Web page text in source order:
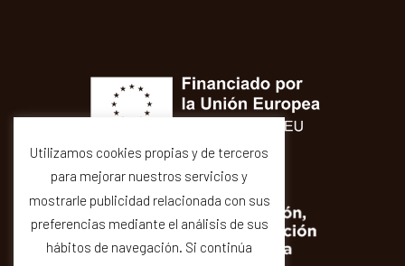
Utilizamos cookies propias y de terceros
para mejorar nuestros servicios y
mostrarle publicidad relacionada con sus
preferencias mediante el análisis de sus
hábitos de navegación. Si continúa